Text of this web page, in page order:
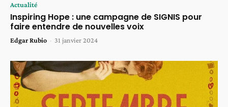
Actualité
Inspiring Hope : une campagne de SIGNIS pour
faire entendre de nouvelles voix
Edgar Rubio - 31 janvier 2024